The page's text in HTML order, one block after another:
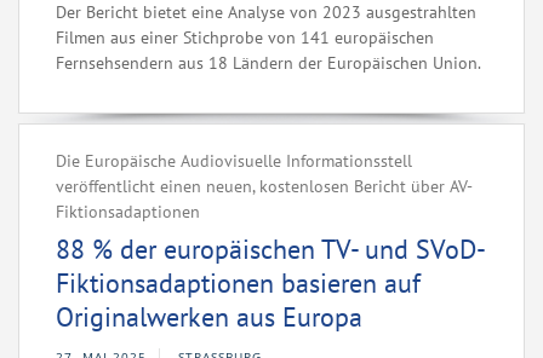
Der Bericht bietet eine Analyse von 2023 ausgestrahlten
Filmen aus einer Stichprobe von 141 europäischen
Fernsehsendern aus 18 Ländern der Europäischen Union.
Die Europäische Audiovisuelle Informationsstell
veröffentlicht einen neuen, kostenlosen Bericht über AV-
Fiktionsadaptionen
88 % der europäischen TV- und SVoD-
Fiktionsadaptionen basieren auf
Originalwerken aus Europa